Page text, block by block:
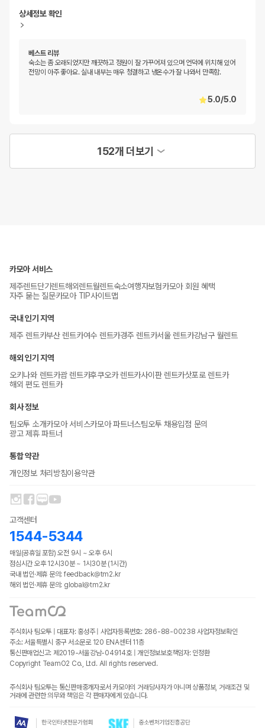
상세정보 확인
베스트 리뷰
숙소는 좀 오래되었지만 깨끗하고 정원이 잘 가꾸어져 있으며 언덕에 위치해 있어
전망이 아주 좋아요. 실내 내부는 매우 청결하고 냉온수가 잘 나와서 만족함.
5.0/5.0
152개 더보기
카모아 서비스
제주렌트단기렌트해외렌트월렌트숙소여행자보험카모아 회원 혜택
자주 묻는 질문카모아 TIP사이트맵
국내 인기 지역
제주 렌트카부산 렌트카여수 렌트카경주 렌트카서울 렌트카강남구 월렌트
해외 인기 지역
오키나와 렌트카괌 렌트카후쿠오카 렌트카사이판 렌트카삿포로 렌트카
해외 편도 렌트카
회사 정보
팀오투 소개카모아 서비스카모아 파트너스팀오투 채용입점 문의
광고 제휴 파트너
통합 약관
개인정보 처리방침이용약관
고객센터
1544-5344
매일(공휴일 포함) 오전 9시 ~ 오후 6시
점심시간 오후 12시30분 ~ 1시30분 (1시간)
국내 법인·제휴 문의: feedback@tm2.kr
해외 법인·제휴 문의: global@tm2.kr
주식회사 팀오투 | 대표자: 홍성주 | 사업자등록번호: 286-88-00238 사업자정보확인
주소: 서울특별시 중구 서소문로 120 ENA센터 11층
통신판매업신고: 제2019-서울강남-04914호 | 개인정보보호책임자: 인정환
Copyright TeamO2 Co., Ltd. All rights reserved.
주식회사 팀오투는 통신판매중개자로서 카모아의 거래당사자가 아니며 상품정보, 거래조건 및
거래에 관련한 의무와 책임은 각 판매자에게 있습니다.